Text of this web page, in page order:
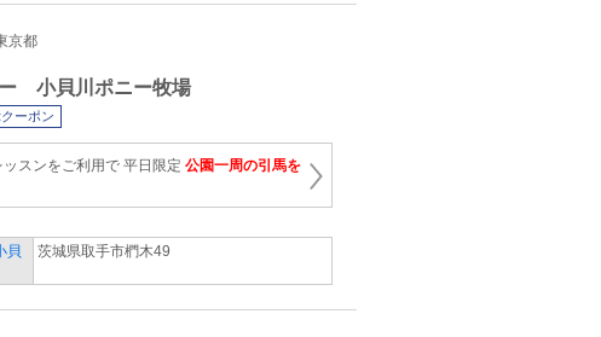
京都
小貝川ポニー牧場
ーポン
スンをご利用で 平日限定 公園一周の引馬を
貝
茨城県取手市椚木49